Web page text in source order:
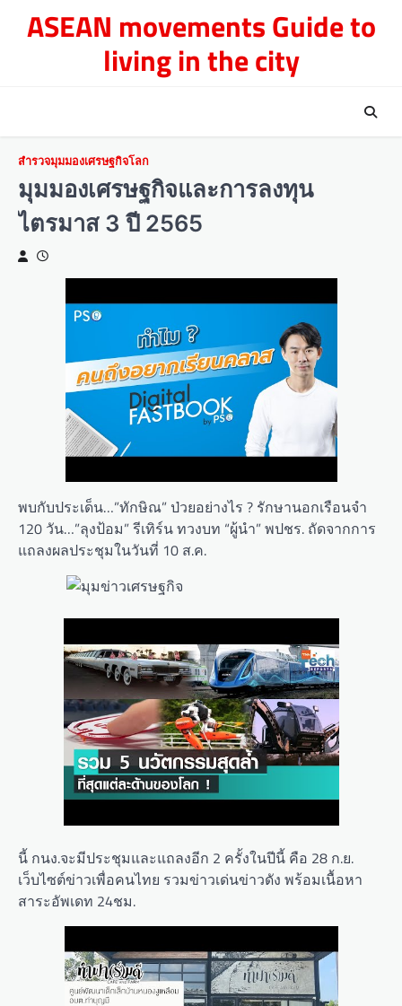
ASEAN movements Guide to
living in the city
สำรวจมุมมองเศรษฐกิจโลก
มุมมองเศรษฐกิจและการลงทุน
ไตรมาส 3 ปี 2565
พบกับประเด็น…”ทักษิณ” ป่วยอย่างไร ? รักษานอกเรือนจำ
120 วัน…”ลุงป้อม” รีเทิร์น ทวงบท “ผู้นำ” พปชร. ถัดจากการ
แถลงผลประชุมในวันที่ 10 ส.ค.
นี้ กนง.จะมีประชุมและแถลงอีก 2 ครั้งในปีนี้ คือ 28 ก.ย.
เว็บไซต์ข่าวเพื่อคนไทย รวมข่าวเด่นข่าวดัง พร้อมเนื้อหา
สาระอัพเดท 24ชม.